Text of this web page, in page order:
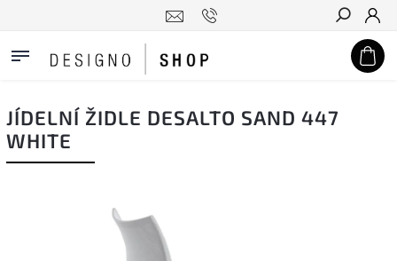
Hledat
JÍDELNÍ ŽIDLE DESALTO SAND 447
WHITE